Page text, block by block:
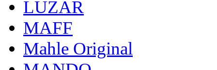
LUZAR
MAFF
Mahle Original